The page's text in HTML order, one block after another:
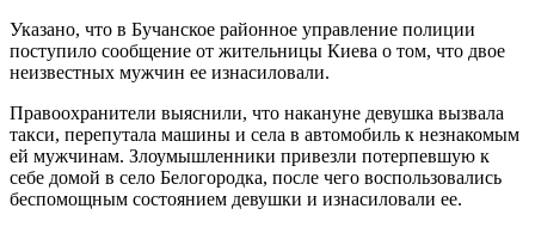
Указано, что в Бучанское районное управление полиции
поступило сообщение от жительницы Киева о том, что двое
неизвестных мужчин ее изнасиловали.
Правоохранители выяснили, что накануне девушка вызвала
такси, перепутала машины и села в автомобиль к незнакомым
ей мужчинам. Злоумышленники привезли потерпевшую к
себе домой в село Белогородка, после чего воспользовались
беспомощным состоянием девушки и изнасиловали ее.